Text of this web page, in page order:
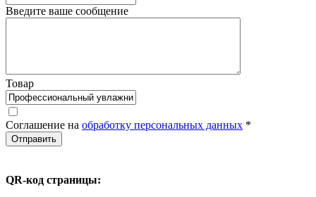
Введите ваше сообщение
Товар
Соглашение на обработку персональных данных *
QR-код страницы: